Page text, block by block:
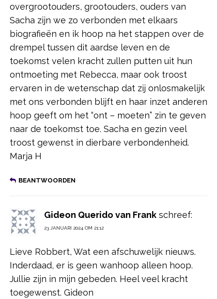
overgrootouders, grootouders, ouders van
Sacha zijn we zo verbonden met elkaars
biografieën en ik hoop na het stappen over de
drempel tussen dit aardse leven en de
toekomst velen kracht zullen putten uit hun
ontmoeting met Rebecca, maar ook troost
ervaren in de wetenschap dat zij onlosmakelijk
met ons verbonden blijft en haar inzet anderen
hoop geeft om het “ont – moeten” zin te geven
naar de toekomst toe. Sacha en gezin veel
troost gewenst in dierbare verbondenheid.
Marja H
BEANTWOORDEN
Gideon Querido van Frank schreef:
23 JANUARI 2024 OM 21:12
Lieve Robbert, Wat een afschuwelijk nieuws.
Inderdaad, er is geen wanhoop alleen hoop.
Jullie zijn in mijn gebeden. Heel veel kracht
toegewenst. Gideon